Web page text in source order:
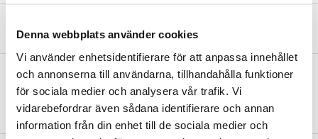
Denna webbplats använder cookies
Vi använder enhetsidentifierare för att anpassa innehållet
och annonserna till användarna, tillhandahålla funktioner
för sociala medier och analysera vår trafik. Vi
vidarebefordrar även sådana identifierare och annan
information från din enhet till de sociala medier och
Produktbeskrivning
Skjutregel av elförzinkat stål. Kan låsas med hänglås med max 6
mm bygel. Kolvdiameter 13 mm. Skruvar medföljer.